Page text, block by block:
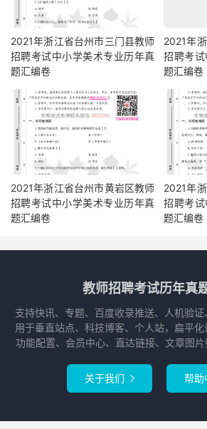
2021年浙江省台州市三门县教师
招聘考试中小学美术专业历年真
题汇编卷
2021年
招聘考
题汇编卷
2021年浙江省台州市黄岩区教师
招聘考试中小学美术专业历年真
题汇编卷
2021年
招聘考
题汇编卷
教师招聘考试历年真
支持快讯、专题、百度收录推送、人机验
用于垂直站点、科技博客、个人站，扁平
功能配置、会员中心、直达链接、文章图
关于我们  帮助